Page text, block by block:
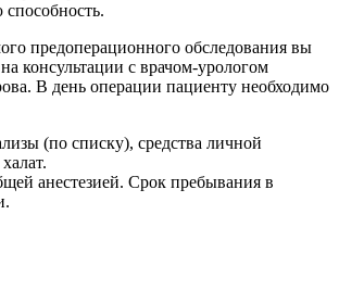
предоперационного обследования вы
консультации с врачом-урологом
В день операции пациенту необходимо
(по списку), средства личной
анестезией. Срок пребывания в